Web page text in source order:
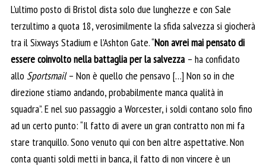
L’ultimo posto di Bristol dista solo due lunghezze e con Sale
terzultimo a quota 18, verosimilmente la sfida salvezza si giocherà
tra il Sixways Stadium e l’Ashton Gate. “Non avrei mai pensato di
essere coinvolto nella battaglia per la salvezza – ha confidato
allo Sportsmail– Non è quello che pensavo […] Non so in che
direzione stiamo andando, probabilmente manca qualità in
squadra”. E nel suo passaggio a Worcester, i soldi contano solo fino
ad un certo punto: “Il fatto di avere un gran contratto non mi fa
stare tranquillo. Sono venuto qui con ben altre aspettative. Non
conta quanti soldi metti in banca, il fatto di non vincere è un